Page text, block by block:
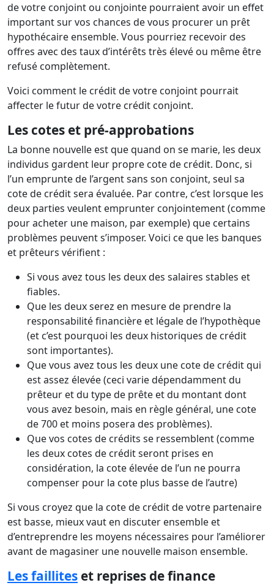
de votre conjoint ou conjointe pourraient avoir un effet
important sur vos chances de vous procurer un prêt
hypothécaire ensemble. Vous pourriez recevoir des
offres avec des taux d’intérêts très élevé ou même être
refusé complètement.
Voici comment le crédit de votre conjoint pourrait
affecter le futur de votre crédit conjoint.
Les cotes et pré-approbations
La bonne nouvelle est que quand on se marie, les deux
individus gardent leur propre cote de crédit. Donc, si
l’un emprunte de l’argent sans son conjoint, seul sa
cote de crédit sera évaluée. Par contre, c’est lorsque les
deux parties veulent emprunter conjointement (comme
pour acheter une maison, par exemple) que certains
problèmes peuvent s’imposer. Voici ce que les banques
et prêteurs vérifient :
Si vous avez tous les deux des salaires stables et
fiables.
Que les deux serez en mesure de prendre la
responsabilité financière et légale de l’hypothèque
(et c’est pourquoi les deux historiques de crédit
sont importantes).
Que vous avez tous les deux une cote de crédit qui
est assez élevée (ceci varie dépendamment du
prêteur et du type de prête et du montant dont
vous avez besoin, mais en règle général, une cote
de 700 et moins posera des problèmes).
Que vos cotes de crédits se ressemblent (comme
les deux cotes de crédit seront prises en
considération, la cote élevée de l’un ne pourra
compenser pour la cote plus basse de l’autre)
Si vous croyez que la cote de crédit de votre partenaire
est basse, mieux vaut en discuter ensemble et
d’entreprendre les moyens nécessaires pour l’améliorer
avant de magasiner une nouvelle maison ensemble.
Les faillites et reprises de finance